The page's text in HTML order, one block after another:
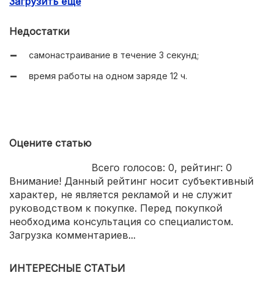
Недостатки
самонастраивание в течение 3 секунд;
время работы на одном заряде 12 ч.
Оцените статью
Всего голосов: 0, рейтинг: 0
Внимание! Данный рейтинг носит субъективный
характер, не является рекламой и не служит
руководством к покупке. Перед покупкой
необходима консультация со специалистом.
Загрузка комментариев...
ИНТЕРЕСНЫЕ СТАТЬИ